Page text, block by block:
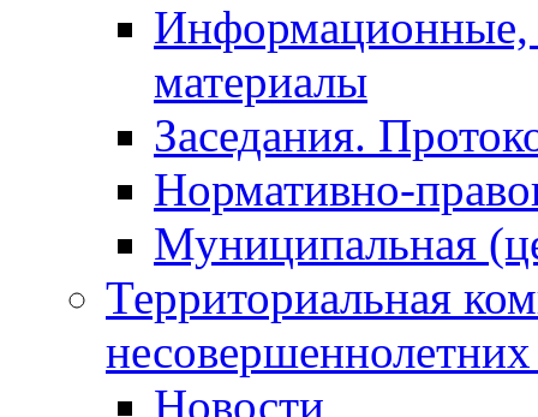
Информационные,
материалы
Заседания.
Нормативно-
Муниципальная
Территориальная
Новости